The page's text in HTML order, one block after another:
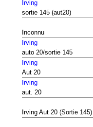
Irving
sortie 145 (aut20)
Inconnu
Irving
auto 20/sortie 145
Irving
Aut 20
Irving
aut. 20
Irving Aut 20 (Sortie 145)